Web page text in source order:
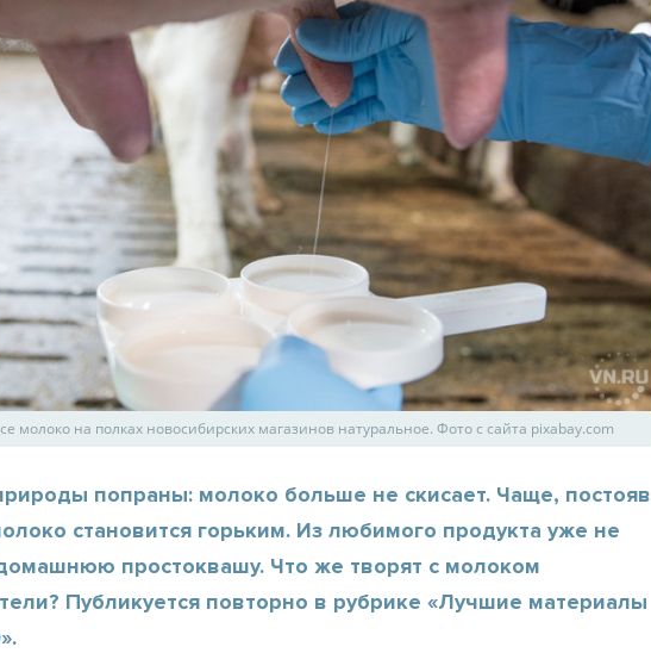
молоко на полках новосибирских магазинов натуральное. Фото с сайта pixabay.com
попраны: молоко больше не скисает. Чаще, постояв
становится горьким. Из любимого продукта уже не
простоквашу. Что же творят с молоком
Публикуется повторно в рубрике «Лучшие материалы